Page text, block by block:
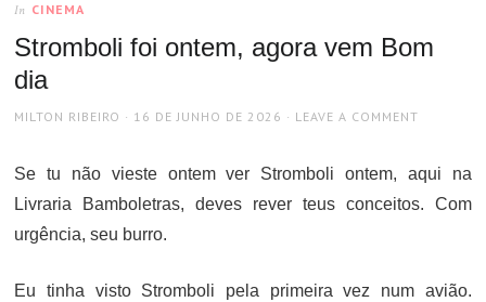
In CINEMA
Stromboli foi ontem, agora vem Bom
dia
AUTHOR
MILTON RIBEIRO
POSTED
16 DE JUNHO DE 2026 LEAVE A COMMENT
Se tu não vieste ontem ver Stromboli ontem, aqui na
Livraria Bamboletras, deves rever teus conceitos. Com
urgência, seu burro.
Eu tinha visto Stromboli pela primeira vez num avião.